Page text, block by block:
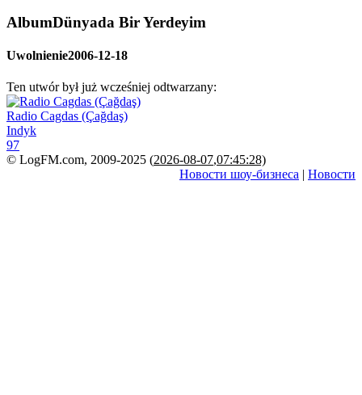
AlbumDünyada Bir Yerdeyim
Uwolnienie2006-12-18
Ten utwór był już wcześniej odtwarzany:
Radio Cagdas (Çağdaş)
Indyk
97
© LogFM.com, 2009-2025 (2026-08-07,07:45:28)
Новости шоу-бизнеса | Новости